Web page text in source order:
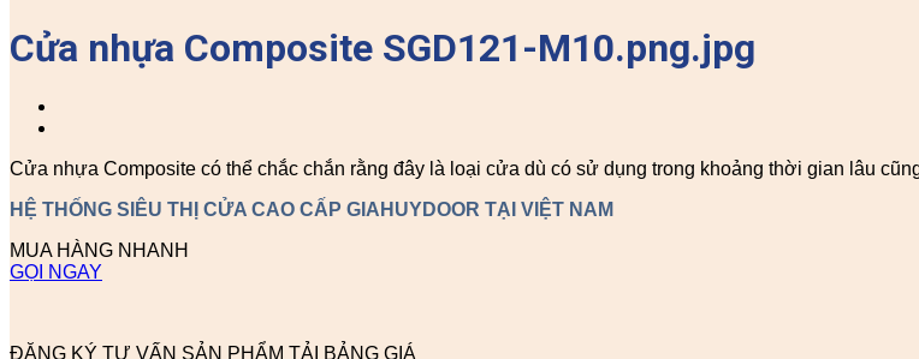
Cửa nhựa Composite SGD121-M10.png.jpg
Cửa nhựa Composite có thể chắc chắn rằng đây là loại cửa dù có sử dụng trong khoảng thời gian lâu
HỆ THỐNG SIÊU THỊ CỬA CAO CẤP GIAHUYDOOR TẠI VIỆT NAM
MUA HÀNG NHANH
GỌI NGAY
ĐĂNG KÝ TƯ VẤN SẢN PHẨM TẢI BẢNG GIÁ